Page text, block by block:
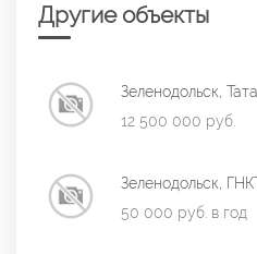
Другие объекты
Зеленодольск,
12 500 000 руб.
Зеленодольск,
50 000 руб. в год